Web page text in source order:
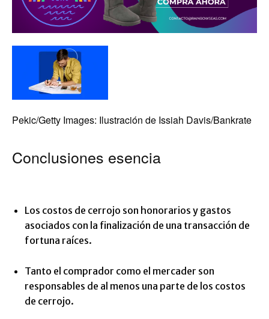
Pekic/Getty Images: Ilustración de Issiah Davis/Bankrate
Conclusiones esencia
Los costos de cerrojo son honorarios y gastos
asociados con la finalización de una transacción de
fortuna raíces.
Tanto el comprador como el mercader son
responsables de al menos una parte de los costos
de cerrojo.